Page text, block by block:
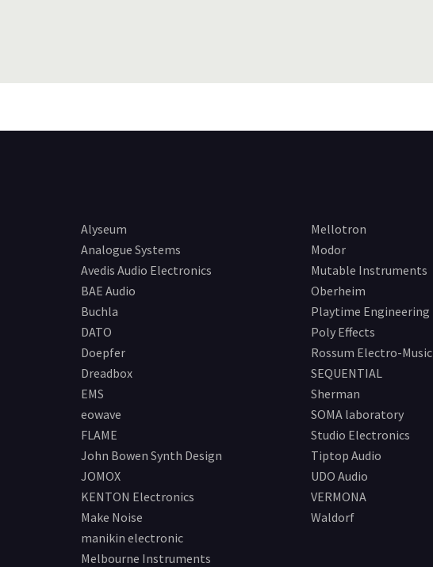
Alyseum
Analogue Systems
Avedis Audio Electronics
BAE Audio
Buchla
DATO
Doepfer
Dreadbox
EMS
eowave
FLAME
John Bowen Synth Design
JOMOX
KENTON Electronics
Make Noise
manikin electronic
Melbourne Instruments
Mellotron
Modor
Mutable Instruments
Oberheim
Playtime Engineering
Poly Effects
Rossum Electro-Music
SEQUENTIAL
Sherman
SOMA laboratory
Studio Electronics
Tiptop Audio
UDO Audio
VERMONA
Waldorf